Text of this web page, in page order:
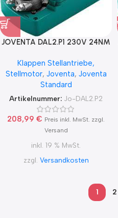
JOVENTA DAL2.P1 230V 24NM
Klappen Stellantriebe,
Stellmotor, Joventa, Joventa
Standard
Artikelnummer: Jo-DAL2.P2
208,99 € Preis inkl. MwSt. zzgl.
Versand
inkl. 19 % MwSt.
zzgl. Versandkosten
1 2